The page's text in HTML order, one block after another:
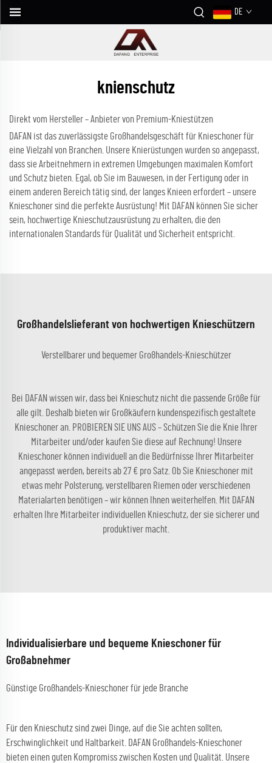
DE
knienschutz
Direkt vom Hersteller – Anbieter von Premium-Kniestützen
DAFAN ist das zuverlässigste Großhandelsgeschäft für Knieschoner für
eine Vielzahl von Branchen. Unsere Knierüstungen wurden so angepasst,
dass sie Arbeitnehmern in extremen Umgebungen maximalen Komfort
und Schutz bieten. Egal, ob Sie im Bauwesen, in der Fertigung oder in
einem anderen Bereich tätig sind, der langes Knieen erfordert – unsere
Knieschoner sind die perfekte Ausrüstung! Mit DAFAN können Sie sicher
sein, hochwertige Knieschutzausrüstung zu erhalten, die den
internationalen Standards für Qualität und Sicherheit entspricht.
Großhandelslieferant von hochwertigen Knieschützern
Verstellbarer und bequemer Großhandels-Knieschützer
Bei DAFAN wissen wir, dass bei Knieschutz nicht die passende Größe für
alle gilt. Deshalb bieten wir Großkäufern kundenspezifisch gestaltete
Knieschoner an. PROBIEREN SIE UNS AUS – Schützen Sie die Knie Ihrer
Mitarbeiter und/oder kaufen Sie diese auf Rechnung! Unsere
Knieschoner können individuell an die Bedürfnisse Ihrer Mitarbeiter
angepasst werden, bereits ab 27 € pro Satz. Ob Sie Knieschoner mit
etwas mehr Polsterung, verstellbaren Riemen oder verschiedenen
Materialarten benötigen – wir können Ihnen weiterhelfen. Mit DAFAN
erhalten Ihre Mitarbeiter individuellen Knieschutz, der sie sicherer und
produktiver macht.
Individualisierbare und bequeme Knieschoner für
Großabnehmer
Günstige Großhandels-Knieschoner für jede Branche
Für den Knieschutz sind zwei Dinge, auf die Sie achten sollten,
Erschwinglichkeit und Haltbarkeit. DAFAN Großhandels-Knieschoner
bieten einen guten Kompromiss zwischen Kosten und Qualität. Unsere